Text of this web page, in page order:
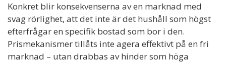
Konkret blir konsekvenserna av en marknad med
svag rörlighet, att det inte är det hushåll som högst
efterfrågar en specifik bostad som bor i den.
Prismekanismer tillåts inte agera effektivt på en fri
marknad – utan drabbas av hinder som höga